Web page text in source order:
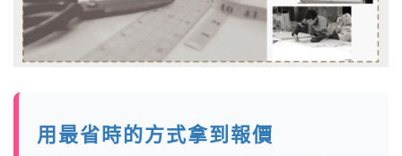
用最省時的方式拿到報價